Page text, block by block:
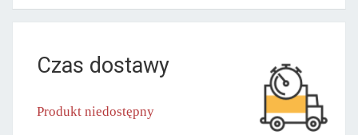
Czas dostawy
Produkt niedostępny